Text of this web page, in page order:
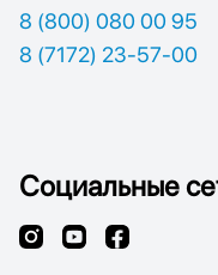
8 (800) 080 00 95
8 (7172) 23-57-00
Социальные